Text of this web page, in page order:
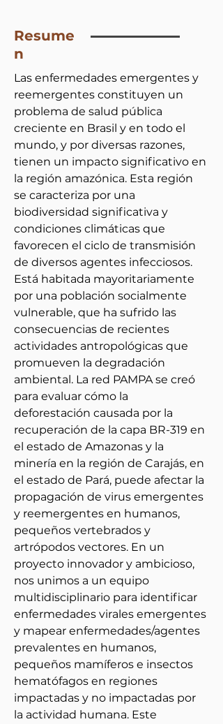
Resume
n
Las enfermedades emergentes y
reemergentes constituyen un
problema de salud pública
creciente en Brasil y en todo el
mundo, y por diversas razones,
tienen un impacto significativo en
la región amazónica. Esta región
se caracteriza por una
biodiversidad significativa y
condiciones climáticas que
favorecen el ciclo de transmisión
de diversos agentes infecciosos.
Está habitada mayoritariamente
por una población socialmente
vulnerable, que ha sufrido las
consecuencias de recientes
actividades antropológicas que
promueven la degradación
ambiental. La red PAMPA se creó
para evaluar cómo la
deforestación causada por la
recuperación de la capa BR-319 en
el estado de Amazonas y la
minería en la región de Carajás, en
el estado de Pará, puede afectar la
propagación de virus emergentes
y reemergentes en humanos,
pequeños vertebrados y
artrópodos vectores. En un
proyecto innovador y ambicioso,
nos unimos a un equipo
multidisciplinario para identificar
enfermedades virales emergentes
y mapear enfermedades/agentes
prevalentes en humanos,
pequeños mamíferos e insectos
hematófagos en regiones
impactadas y no impactadas por
la actividad humana. Este